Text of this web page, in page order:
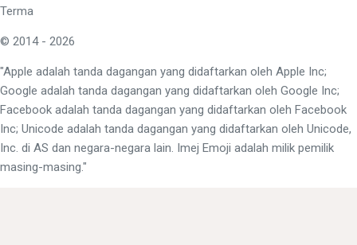
Terma
© 2014 - 2026
"Apple adalah tanda dagangan yang didaftarkan oleh Apple Inc;
Google adalah tanda dagangan yang didaftarkan oleh Google Inc;
Facebook adalah tanda dagangan yang didaftarkan oleh Facebook
Inc; Unicode adalah tanda dagangan yang didaftarkan oleh Unicode,
Inc. di AS dan negara-negara lain. Imej Emoji adalah milik pemilik
masing-masing."